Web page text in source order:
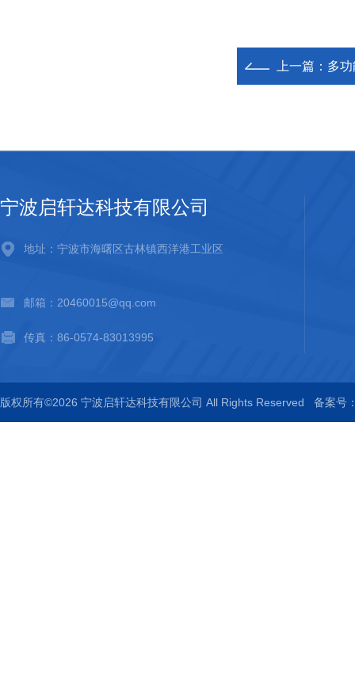
上一篇： 多
宁波启轩达科技有限公司
地址：宁波市海曙区古林镇西洋港工业区
邮箱：20460015@qq.com
传真：86-0574-83013995
版权所有©2026 宁波启轩达科技有限公司 All Rights Reserved 备案号